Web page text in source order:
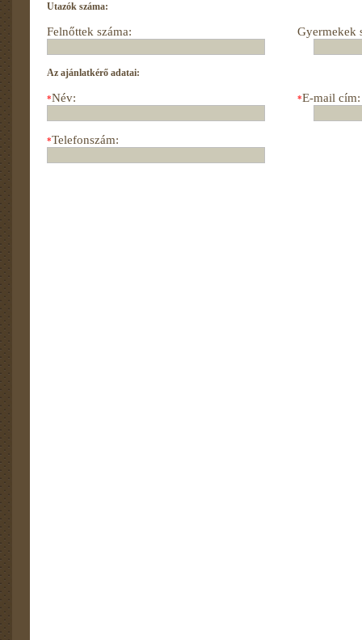
Utazók száma:
Felnőttek száma: Gyermekek
Az ajánlatkérő adatai:
*Név: *E-mail cím:
*Telefonszám: